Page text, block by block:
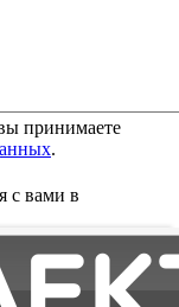
принимаете
.
с вами в